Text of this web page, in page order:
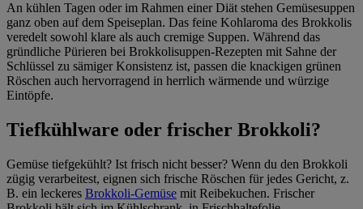
An kühlen Tagen oder im Rahmen einer Diät stehen Gemüsesuppen
ganz oben auf dem Speiseplan. Das feine Kohlaroma des Brokkolis
veredelt sowohl klare als auch cremige Suppen. Während das
gründliche Pürieren bei Brokkolisuppen-Rezepten mit Sahne der
Schlüssel zu sämiger Konsistenz ist, passen die knackigen grünen
Röschen auch hervorragend in herrlich wärmende und würzige
Eintöpfe.
Tiefkühlware oder frischer Brokkoli?
Gemüse tiefgekühlt? Ist frisch nicht besser? Wenn du den Brokkoli
zügig verarbeitest, eignen sich frische Röschen für jedes Gericht, z.
B. ein leckeres Brokkoli-Gemüse mit Reibekuchen. Frischer